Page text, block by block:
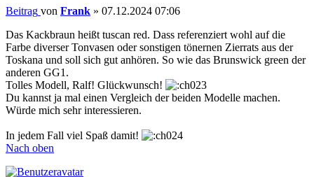
Beitrag von Frank » 07.12.2024 07:06
Das Kackbraun heißt tuscan red. Dass referenziert wohl auf die
Farbe diverser Tonvasen oder sonstigen tönernen Zierrats aus der
Toskana und soll sich gut anhören. So wie das Brunswick green der
anderen GG1.
Tolles Modell, Ralf! Glückwunsch!
Du kannst ja mal einen Vergleich der beiden Modelle machen.
Würde mich sehr interessieren.
In jedem Fall viel Spaß damit!
Nach oben